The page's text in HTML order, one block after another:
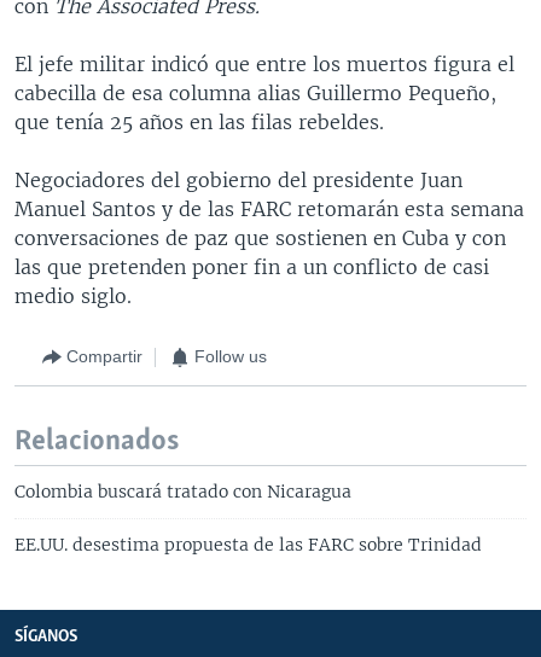
con The Associated Press.
El jefe militar indicó que entre los muertos figura el
cabecilla de esa columna alias Guillermo Pequeño,
que tenía 25 años en las filas rebeldes.
Negociadores del gobierno del presidente Juan
Manuel Santos y de las FARC retomarán esta semana
conversaciones de paz que sostienen en Cuba y con
las que pretenden poner fin a un conflicto de casi
medio siglo.
Compartir Follow us
Relacionados
Colombia buscará tratado con Nicaragua
EE.UU. desestima propuesta de las FARC sobre Trinidad
SÍGANOS